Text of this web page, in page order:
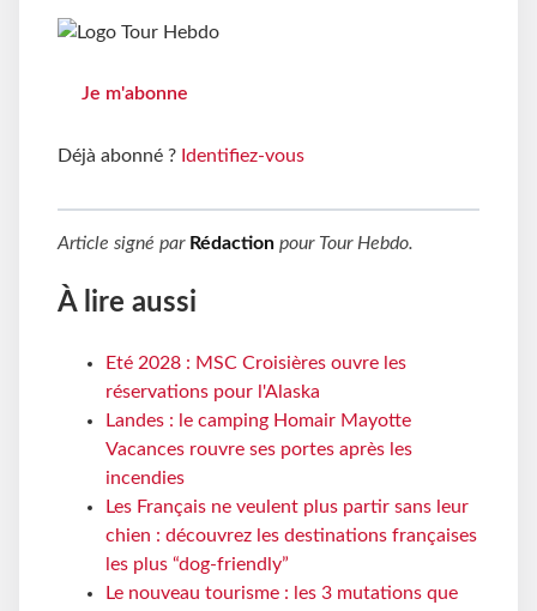
Je m'abonne
Déjà abonné ? Identifiez-vous
Article signé par Rédaction pour Tour Hebdo.
À lire aussi
Eté 2028 : MSC Croisières ouvre les
réservations pour l'Alaska
Landes : le camping Homair Mayotte
Vacances rouvre ses portes après les
incendies
Les Français ne veulent plus partir sans leur
chien : découvrez les destinations françaises
les plus “dog-friendly”
Le nouveau tourisme : les 3 mutations que